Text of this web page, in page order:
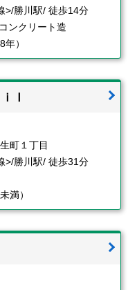
>/勝川駅/ 徒歩14分
ンクリート造
）
Ⅰ
町１丁目
>/勝川駅/ 徒歩31分
満）